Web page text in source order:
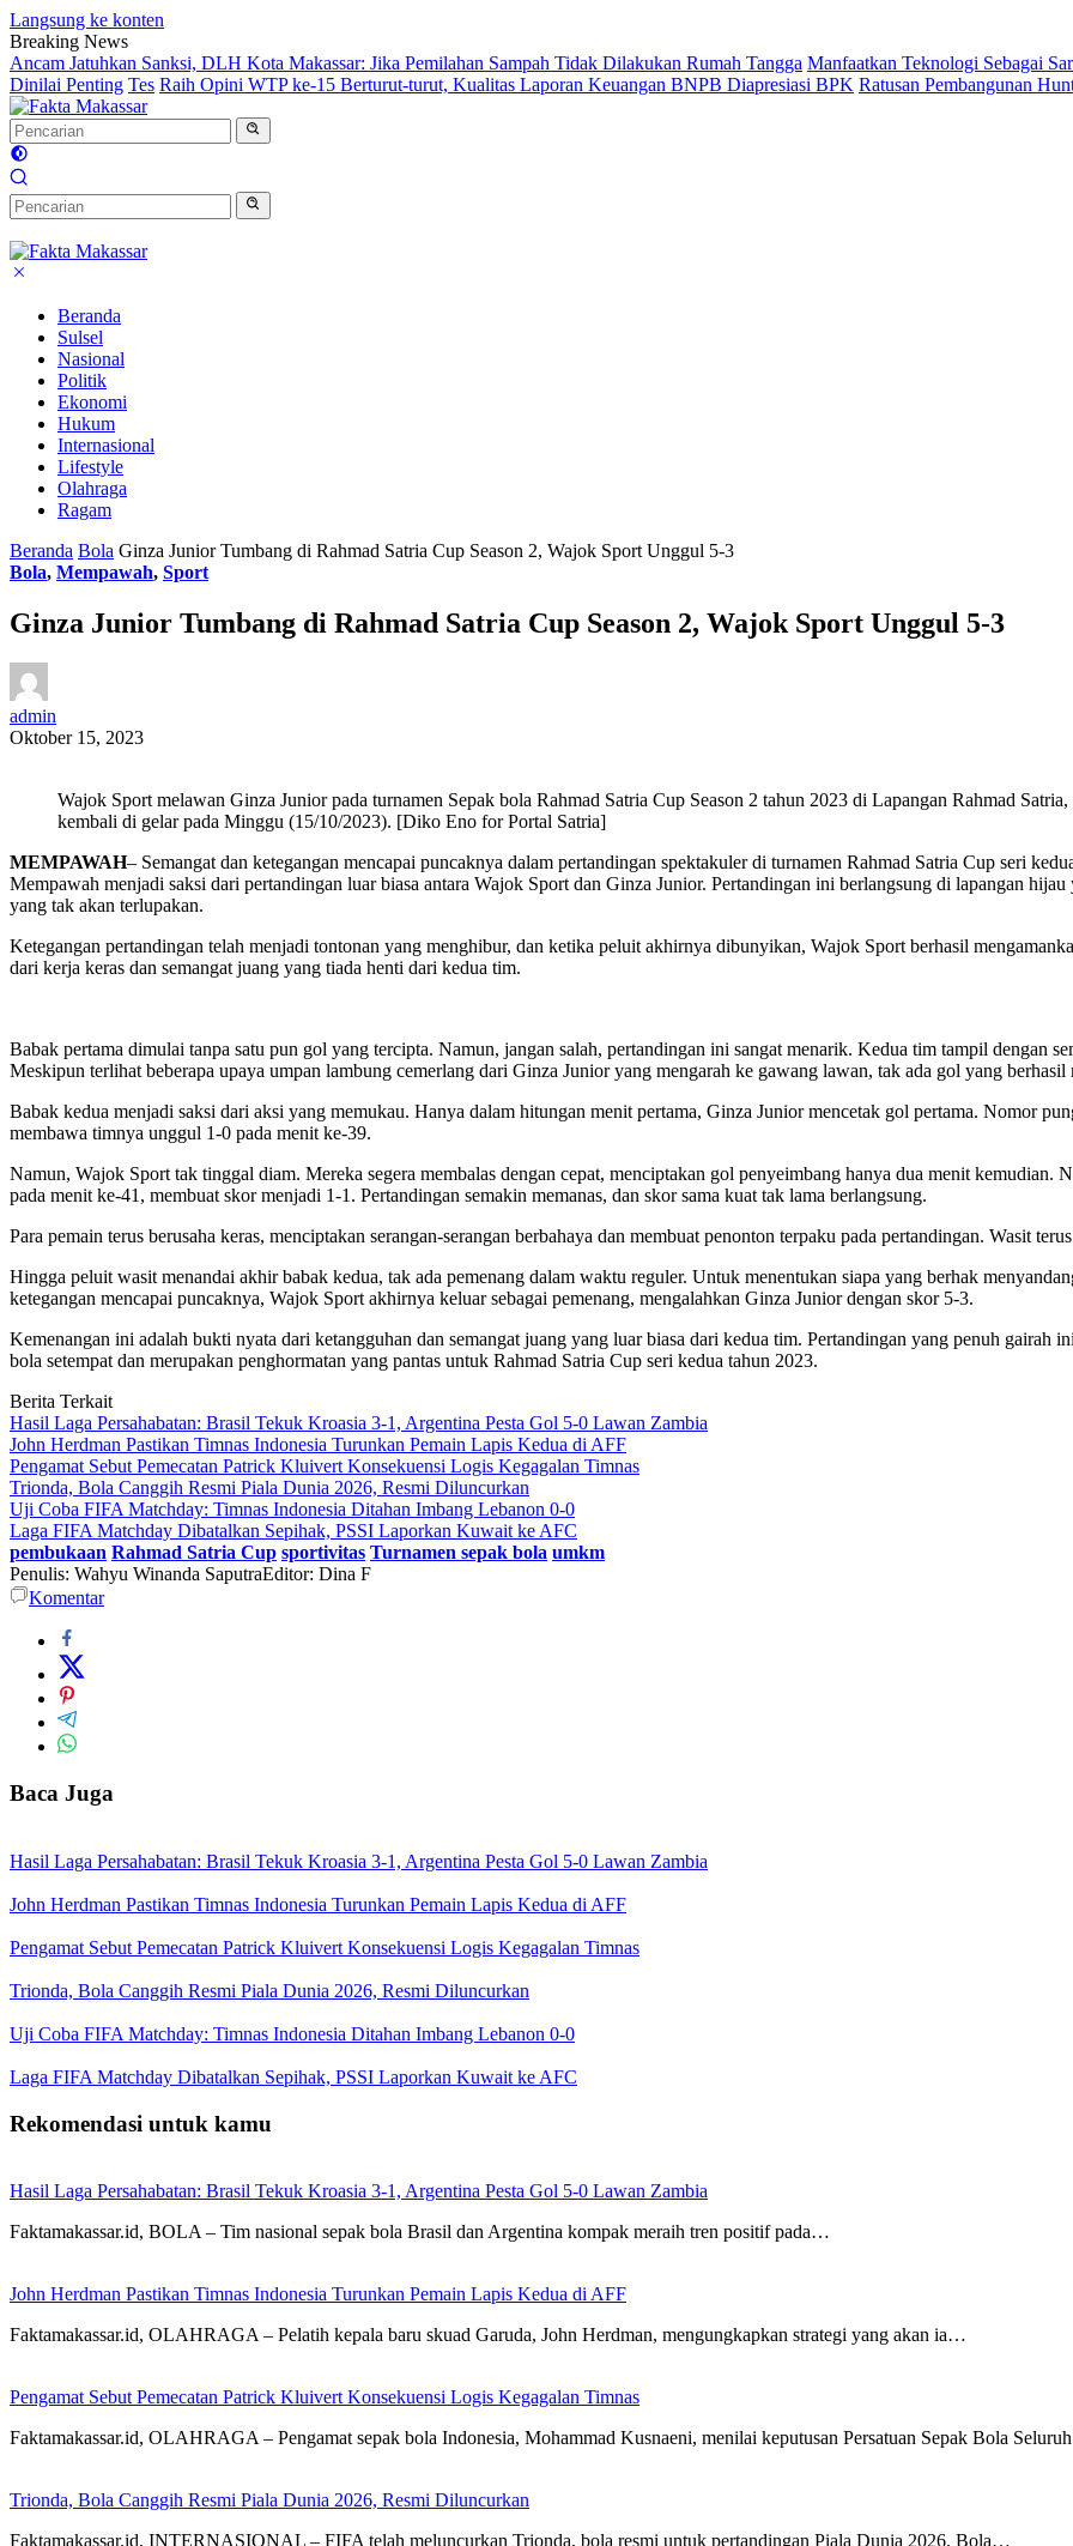
Langsung ke konten
Breaking News
Ancam Jatuhkan Sanksi, DLH Kota Makassar: Jika Pemilahan Sampah Tidak Dilakukan Rumah Tangga Manfaatkan Teknologi Sebagai
Dinilai Penting Tes Raih Opini WTP ke-15 Berturut-turut, Kualitas Laporan Keuangan BNPB Diapresiasi BPK Ratusan Pembangunan
Beranda
Sulsel
Nasional
Politik
Ekonomi
Hukum
Internasional
Lifestyle
Olahraga
Ragam
Beranda Bola Ginza Junior Tumbang di Rahmad Satria Cup Season 2, Wajok Sport Unggul 5-3
Bola, Mempawah, Sport
Ginza Junior Tumbang di Rahmad Satria Cup Season 2, Wajok Sport Unggul 5-3
admin
Oktober 15, 2023
Wajok Sport melawan Ginza Junior pada turnamen Sepak bola Rahmad Satria Cup Season 2 tahun 2023 di Lapangan Rahmad
kembali di gelar pada Minggu (15/10/2023). [Diko Eno for Portal Satria]
MEMPAWAH– Semangat dan ketegangan mencapai puncaknya dalam pertandingan spektakuler di turnamen Rahmad Satria Cup seri
Mempawah menjadi saksi dari pertandingan luar biasa antara Wajok Sport dan Ginza Junior. Pertandingan ini berlangsung di lapangan
yang tak akan terlupakan.
Ketegangan pertandingan telah menjadi tontonan yang menghibur, dan ketika peluit akhirnya dibunyikan, Wajok Sport berhasil
dari kerja keras dan semangat juang yang tiada henti dari kedua tim.
Babak pertama dimulai tanpa satu pun gol yang tercipta. Namun, jangan salah, pertandingan ini sangat menarik. Kedua tim tampil dengan
Meskipun terlihat beberapa upaya umpan lambung cemerlang dari Ginza Junior yang mengarah ke gawang lawan, tak ada gol yang berhasil
Babak kedua menjadi saksi dari aksi yang memukau. Hanya dalam hitungan menit pertama, Ginza Junior mencetak gol pertama. Nomor
membawa timnya unggul 1-0 pada menit ke-39.
Namun, Wajok Sport tak tinggal diam. Mereka segera membalas dengan cepat, menciptakan gol penyeimbang hanya dua menit
pada menit ke-41, membuat skor menjadi 1-1. Pertandingan semakin memanas, dan skor sama kuat tak lama berlangsung.
Para pemain terus berusaha keras, menciptakan serangan-serangan berbahaya dan membuat penonton terpaku pada pertandingan. Wasit
Hingga peluit wasit menandai akhir babak kedua, tak ada pemenang dalam waktu reguler. Untuk menentukan siapa yang berhak
ketegangan mencapai puncaknya, Wajok Sport akhirnya keluar sebagai pemenang, mengalahkan Ginza Junior dengan skor 5-3.
Kemenangan ini adalah bukti nyata dari ketangguhan dan semangat juang yang luar biasa dari kedua tim. Pertandingan yang penuh gairah
bola setempat dan merupakan penghormatan yang pantas untuk Rahmad Satria Cup seri kedua tahun 2023.
Berita Terkait
Hasil Laga Persahabatan: Brasil Tekuk Kroasia 3-1, Argentina Pesta Gol 5-0 Lawan Zambia
John Herdman Pastikan Timnas Indonesia Turunkan Pemain Lapis Kedua di AFF
Pengamat Sebut Pemecatan Patrick Kluivert Konsekuensi Logis Kegagalan Timnas
Trionda, Bola Canggih Resmi Piala Dunia 2026, Resmi Diluncurkan
Uji Coba FIFA Matchday: Timnas Indonesia Ditahan Imbang Lebanon 0-0
Laga FIFA Matchday Dibatalkan Sepihak, PSSI Laporkan Kuwait ke AFC
pembukaan Rahmad Satria Cup sportivitas Turnamen sepak bola umkm
Penulis: Wahyu Winanda SaputraEditor: Dina F
Komentar
Baca Juga
Hasil Laga Persahabatan: Brasil Tekuk Kroasia 3-1, Argentina Pesta Gol 5-0 Lawan Zambia
John Herdman Pastikan Timnas Indonesia Turunkan Pemain Lapis Kedua di AFF
Pengamat Sebut Pemecatan Patrick Kluivert Konsekuensi Logis Kegagalan Timnas
Trionda, Bola Canggih Resmi Piala Dunia 2026, Resmi Diluncurkan
Uji Coba FIFA Matchday: Timnas Indonesia Ditahan Imbang Lebanon 0-0
Laga FIFA Matchday Dibatalkan Sepihak, PSSI Laporkan Kuwait ke AFC
Rekomendasi untuk kamu
Hasil Laga Persahabatan: Brasil Tekuk Kroasia 3-1, Argentina Pesta Gol 5-0 Lawan Zambia
Faktamakassar.id, BOLA – Tim nasional sepak bola Brasil dan Argentina kompak meraih tren positif pada…
John Herdman Pastikan Timnas Indonesia Turunkan Pemain Lapis Kedua di AFF
Faktamakassar.id, OLAHRAGA – Pelatih kepala baru skuad Garuda, John Herdman, mengungkapkan strategi yang akan ia…
Pengamat Sebut Pemecatan Patrick Kluivert Konsekuensi Logis Kegagalan Timnas
Faktamakassar.id, OLAHRAGA – Pengamat sepak bola Indonesia, Mohammad Kusnaeni, menilai keputusan Persatuan Sepak Bola
Trionda, Bola Canggih Resmi Piala Dunia 2026, Resmi Diluncurkan
Faktamakassar.id, INTERNASIONAL – FIFA telah meluncurkan Trionda, bola resmi untuk pertandingan Piala Dunia 2026. Bola…